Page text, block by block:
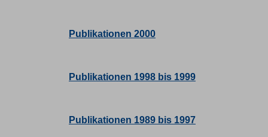
Publikationen 2000
Publikationen 1998 bis 1999
Publikationen 1989 bis 1997